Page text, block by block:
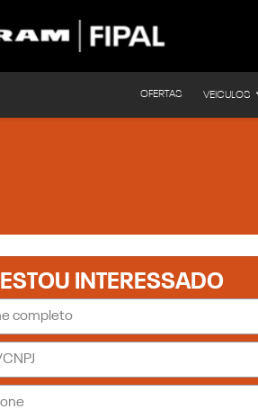
OFERTAS VEICULOS
ESTOU INTERESSADO